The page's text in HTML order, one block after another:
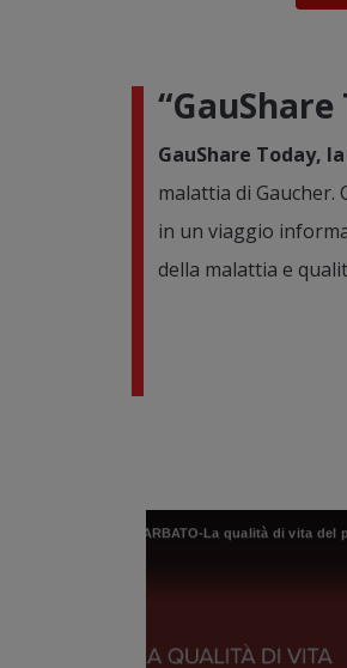
“GauShare
GauShare Today,
malattia di Gaucher.
in un viaggio
della malattia e
BARBATO-La qualità di vita del